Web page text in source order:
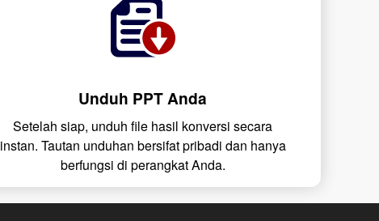
Unduh PPT Anda
Setelah siap, unduh file hasil konversi secara
instan. Tautan unduhan bersifat pribadi dan hanya
berfungsi di perangkat Anda.